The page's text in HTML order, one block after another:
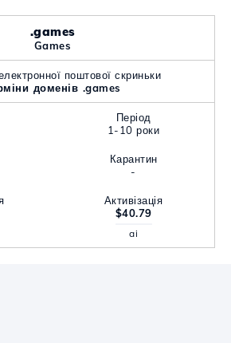
.games
Games
поштової скриньки
доменів .games
Період
1-10 роки
Карантин
-
Активізація
$40.79
ai